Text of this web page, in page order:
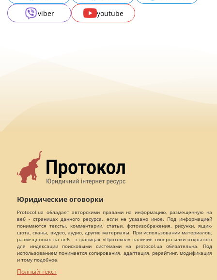
viber
youtube
Юридические оговорки
Protocol.ua обладает авторскими правами на информацию, размещенную на
веб - страницах данного ресурса, если не указано иное. Под информацией
понимаются тексты, комментарии, статьи, фотоизображения, рисунки, ящик-
шота, сканы, видео, аудио, другие материалы. При использовании материалов,
размещенных на веб - страницах «Протокол» наличие гиперссылки открытого
для индексации поисковыми системами на protocol.ua обязательна. Под
использованием понимается копирования, адаптация, рерайтинг, модификация
и тому подобное.
Полный текст